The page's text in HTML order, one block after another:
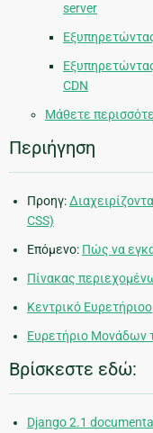
server
CDN
Μάθετε
Περιήγηση
Προηγ:
CSS)
Επόμενο: Πώς να
Πίνακας
Κεντρικό Ευρετήριοο
Ευρετήριο Μονάδων
Βρίσκεστε εδώ:
Django 2.1